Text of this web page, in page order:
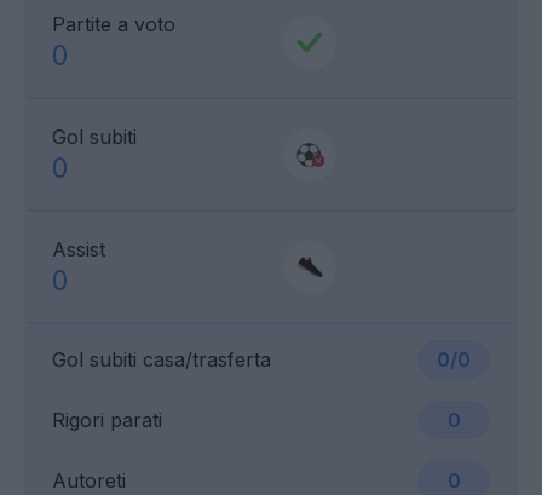
Partite a voto
0
Gol subiti
0
Assist
0
Gol subiti casa/trasferta 0/0
Rigori parati 0
Autoreti 0